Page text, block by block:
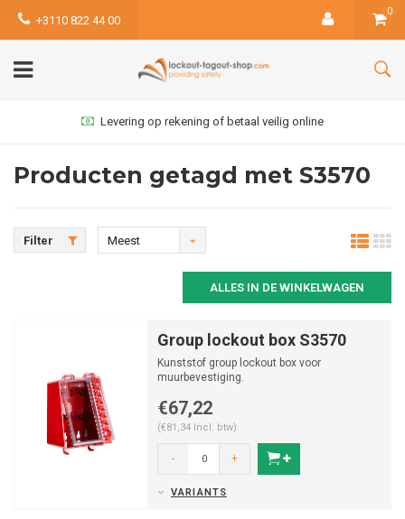
+3110 822 44 00
0
Levering op rekening of betaal veilig online
Producten getagd met S3570
Filter
Meest
ALLES IN DE WINKELWAGEN
Group lockout box S3570
Kunststof group lockout box voor
muurbevestiging.
€67,22
(€81,34 Incl. btw)
- +
VARIANTS